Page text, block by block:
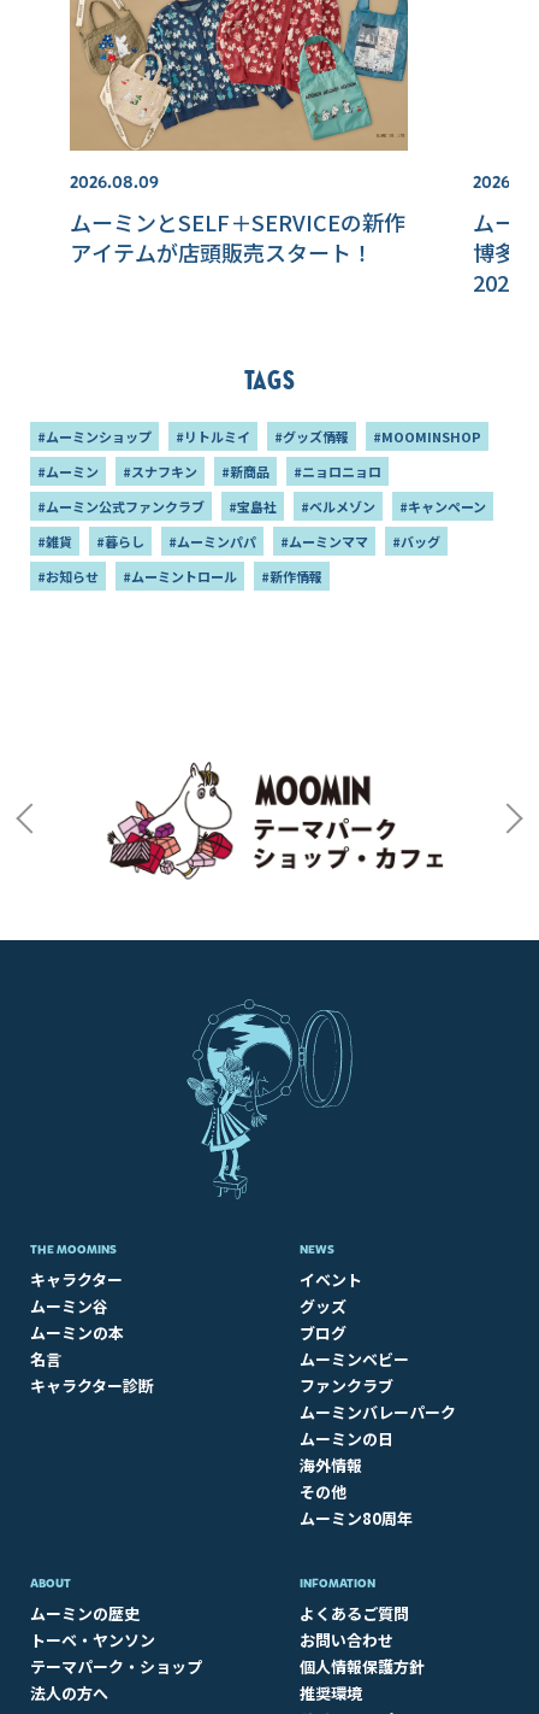
2026.08.09
ムーミンとSELF＋SERVICEの新作
アイテムが店頭販売スタート！
ムー
博多
2026
Tags
#ムーミンショップ #リトルミイ #グッズ情報
#MOOMINSHOP
#ムーミン
#スナフキン #新商品
#ニョロニョロ
#ムーミン公式ファンクラブ
#宝島社 #ベルメゾン
#キャンペーン
#雑貨
#暮らし #ムーミンパパ #ムーミンママ
#バッグ
#お知らせ
#ムーミントロール #新作情報
THE MOOMINS
キャラクター
ムーミン谷
ムーミンの本
名言
キャラクター診断
NEWS
イベント
グッズ
ブログ
ムーミンベビー
ファンクラブ
ムーミンバレーパーク
ムーミンの日
海外情報
その他
ムーミン80周年
ABOUT​
ムーミンの歴史
トーベ・ヤンソン
テーマパーク・ショップ
法人の方へ
INFOMATION
よくあるご質問
お問い合わせ
個人情報保護方針
推奨環境